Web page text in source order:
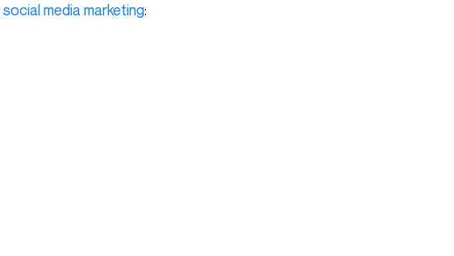
social media marketing: